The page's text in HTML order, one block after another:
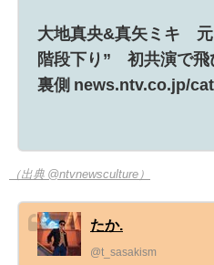
大地真央&真矢ミキ 元
階段下り” 初共演で飛
裏側 news.ntv.co.jp/
（出典 @ntvnewsculture）
たか.
@t_sasakism